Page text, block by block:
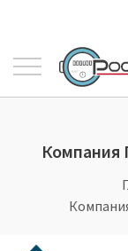
Компания